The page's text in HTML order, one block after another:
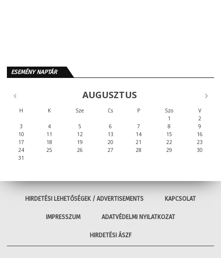
ESEMÉNY NAPTÁR
AUGUSZTUS
H K Sze Cs P Szo
V
1
2
3
4 5 6 7 8
9
10
11 12 13 14 15
16
17
18 19 20 21 22
23
24
25 26 27 28 29
30
31
HIRDETÉSI LEHETŐSÉGEK / ADVERTISEMENTS KAPCSOLAT
IMPRESSZUM ADATVÉDELMI NYILATKOZAT
HIRDETÉSI ÁSZF